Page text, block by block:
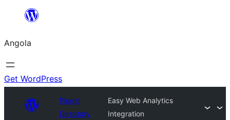
Saltar
o
conteúdo
Angola
Get WordPress
Plugin
Directory
Easy Web Analytics
Integration